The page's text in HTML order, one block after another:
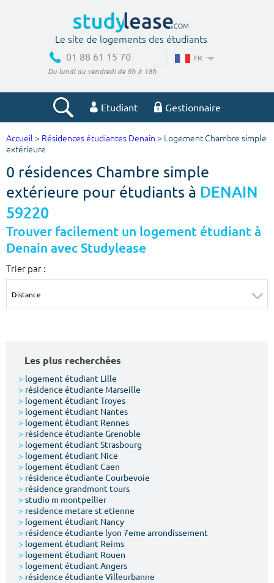
Le site de logements des étudiants
01 88 61 15 70
Du lundi au vendredi de 9h à 18h
FR
Etudiant Gestionnaire
Votre recherche
Ville, école
Budget min
€
Budget max
m² m²
Votre date d'entrée
Chercher
Accueil > Résidences étudiantes Denain > Logement Chambre simple
extérieure
0 résidences Chambre simple
extérieure pour étudiants à DENAIN
59220
Trouver facilement un logement étudiant à
Denain avec Studylease
Trier par :
Les plus recherchées
> logement étudiant Lille
> résidence étudiante Marseille
> logement étudiant Troyes
> logement étudiant Nantes
> logement étudiant Rennes
> résidence étudiante Grenoble
> logement étudiant Strasbourg
> logement étudiant Nice
> logement étudiant Caen
> résidence étudiante Courbevoie
> résidence grandmont tours
> studio m montpellier
> residence metare st etienne
> logement étudiant Nancy
> résidence étudiante lyon 7eme arrondissement
> logement étudiant Reims
> logement étudiant Rouen
> logement étudiant Angers
> résidence étudiante Villeurbanne